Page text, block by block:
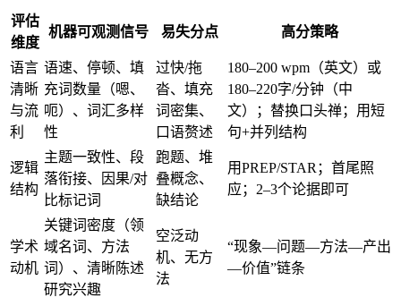
评估
维度
机器可观测信号 易失分点 高分策略
语言
清晰
与流
利
语速、停顿、填
充词数量（嗯、
呃）、词汇多样
性
过快/拖
沓、填充
词密集、
口语赘述
180–200 wpm（英文）或
180–220字/分钟（中
文）；替换口头禅；用短
句+并列结构
逻辑
结构
主题一致性、段
落衔接、因果/对
比标记词
跑题、堆
叠概念、
缺结论
用PREP/STAR；首尾照
应；2–3个论据即可
学术
动机
关键词密度（领
域名词、方法
词）、清晰陈述
研究兴趣
空泛动
机、无方
法
“现象—问题—方法—产出
—价值”链条